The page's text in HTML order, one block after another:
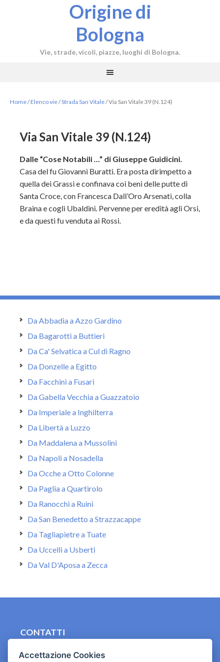
Origine di
Bologna
Vie, strade, vicoli, piazze, luoghi di Bologna.
Home/Elenco vie/Strada San Vitale/Via San Vitale 39 (N.124)
Via San Vitale 39 (N.124)
Dalle “Cose Notabili …” di Giuseppe Guidicini.
Casa del fu Giovanni Buratti. Era posta dirimpetto a
quella dei Grassi e confinava coi beni delle putte di
Santa Croce, con Francesca Dall’Oro Arsenati, colla
Braina e cogli Ubaldini. Pervenne per eredità agli Orsi,
e da questi fu venduta ai Rossi.
Da Abbadia a Azzo Gardino
Da Bagarotti a Buttieri
Da Ca' Selvatica a Cul di Ragno
Da Donzelle a Egitto
Da Facchini a Fusari
Da Gabella Vecchia a Guazzatoio
Da Imperiale a Inghilterra
Da Libertà a Luzzo
Da Maddalena a Mussolini
Da Napoli a Nosadella
Da Ocche a Otto Colonne
Da Paglia a Quartirolo
Da Ranocchi a Ruini
Da San Benedetto a Strazzacappe
Da Tagliapietre a Tuate
Da Uccelli a Usberti
Da Val D'Aposa a Zecca
CONTATTI
Accettazione Cookies